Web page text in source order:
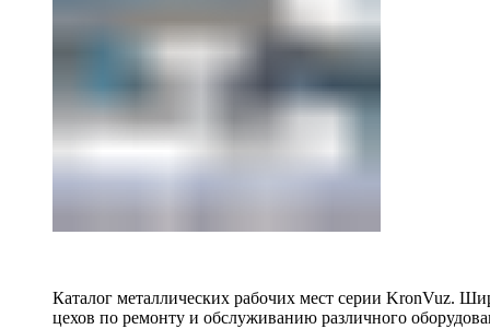
Каталог металлических рабочих мест серии KronVuz.
цехов по ремонту и обслуживанию различного